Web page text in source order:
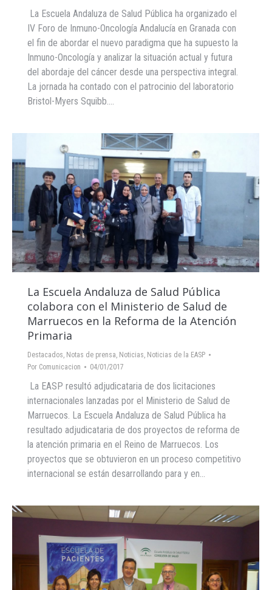
La Escuela Andaluza de Salud Pública ha organizado el
IV Foro de Inmuno-Oncología Andalucía en Granada con
el fin de abordar el nuevo paradigma que ha supuesto la
Inmuno-Oncología y analizar la situación actual y futura
del abordaje del cáncer desde una perspectiva integral.
La jornada ha contado con el patrocinio del laboratorio
Bristol-Myers Squibb.…
La Escuela Andaluza de Salud Pública
colabora con el Ministerio de Salud de
Marruecos en la Reforma de la Atención
Primaria
Destacados, Notas de prensa, Noticias, Noticias de la EASP
Por Comunicacion 04/01/2017
La EASP resultó adjudicataria de dos licitaciones
internacionales lanzadas por el Ministerio de Salud de
Marruecos. La Escuela Andaluza de Salud Pública ha
resultado adjudicataria de dos proyectos de reforma de
la atención primaria en el Reino de Marruecos. Los
proyectos que se obtuvieron en un proceso competitivo
internacional se están desarrollando para y en…